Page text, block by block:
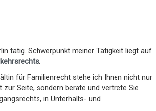
tätig. Schwerpunkt meiner Tätigkeit liegt auf
.
für Familienrecht stehe ich Ihnen nicht nur
zur Seite, sondern berate und vertrete Sie
in Unterhalts- und